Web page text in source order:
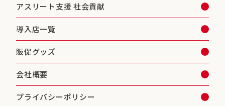
アスリート支援 社会貢献
導入店一覧
販促グッズ
会社概要
プライバシーポリシー